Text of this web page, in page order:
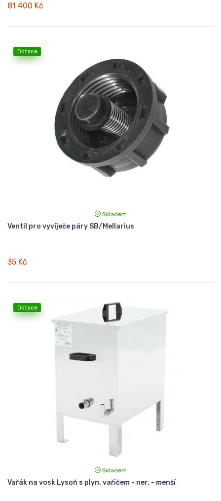
81 400 Kč
Dotace
Skladem
Ventil pro vyvíječe páry SB/Mellarius
35 Kč
Dotace
Skladem
Vařák na vosk Lysoň s plyn. vařičem - ner. - menší